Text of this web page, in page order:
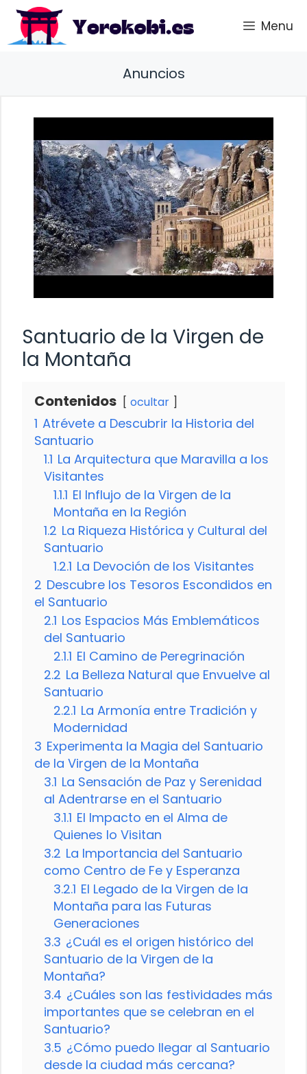
Saltar
contenido
Menu
Anuncios
Santuario de la Virgen de
la Montaña
Contenidos ocultar
1 Atrévete a Descubrir la Historia del
Santuario
1.1 La Arquitectura que Maravilla a los
Visitantes
1.1.1 El Influjo de la Virgen de la
Montaña en la Región
1.2 La Riqueza Histórica y Cultural del
Santuario
1.2.1 La Devoción de los Visitantes
2 Descubre los Tesoros Escondidos en
el Santuario
2.1 Los Espacios Más Emblemáticos
del Santuario
2.1.1 El Camino de Peregrinación
2.2 La Belleza Natural que Envuelve al
Santuario
2.2.1 La Armonía entre Tradición y
Modernidad
3 Experimenta la Magia del Santuario
de la Virgen de la Montaña
3.1 La Sensación de Paz y Serenidad
al Adentrarse en el Santuario
3.1.1 El Impacto en el Alma de
Quienes lo Visitan
3.2 La Importancia del Santuario
como Centro de Fe y Esperanza
3.2.1 El Legado de la Virgen de la
Montaña para las Futuras
Generaciones
3.3 ¿Cuál es el origen histórico del
Santuario de la Virgen de la
Montaña?
3.4 ¿Cuáles son las festividades más
importantes que se celebran en el
Santuario?
3.5 ¿Cómo puedo llegar al Santuario
desde la ciudad más cercana?